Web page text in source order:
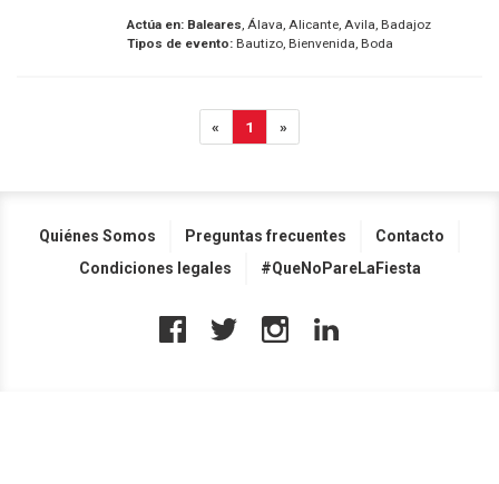
Actúa en: Baleares, Álava, Alicante, Avila, Badajoz
Tipos de evento:Bautizo, Bienvenida, Boda
« 1 »
Quiénes Somos Preguntas frecuentes
Contacto
Condiciones legales
#QueNoPareLaFiesta